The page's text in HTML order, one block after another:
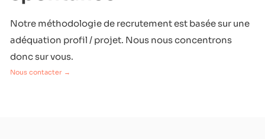
Notre méthodologie de recrutement est basée sur une
adéquation profil / projet. Nous nous concentrons
donc sur vous.
Nous contacter →